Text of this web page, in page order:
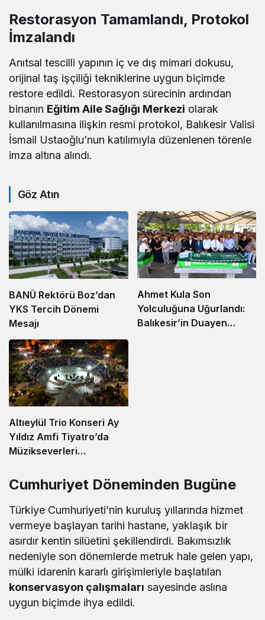
Restorasyon Tamamlandı, Protokol
İmzalandı
Anıtsal tescilli yapının iç ve dış mimari dokusu,
orijinal taş işçiliği tekniklerine uygun biçimde
restore edildi. Restorasyon sürecinin ardından
binanın Eğitim Aile Sağlığı Merkezi olarak
kullanılmasına ilişkin resmi protokol, Balıkesir Valisi
İsmail Ustaoğlu’nun katılımıyla düzenlenen törenle
imza altına alındı.
Göz Atın
BANÜ Rektörü Boz’dan
YKS Tercih Dönemi
Mesajı
Ahmet Kula Son
Yolculuğuna Uğurlandı:
Balıkesir’in Duayen
Altıeylül Trio Konseri Ay
Yıldız Amfi Tiyatro’da
Müzikseverleri
Cumhuriyet Döneminden Bugüne
Türkiye Cumhuriyeti’nin kuruluş yıllarında hizmet
vermeye başlayan tarihi hastane, yaklaşık bir
asırdır kentin silüetini şekillendirdi. Bakımsızlık
nedeniyle son dönemlerde metruk hale gelen yapı,
mülki idarenin kararlı girişimleriyle başlatılan
konservasyon çalışmaları sayesinde aslına
uygun biçimde ihya edildi.